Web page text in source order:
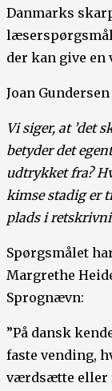
Danmarks
der kan give
Joan
Vi siger, at ’det
betyder det
udtrykket fra?
kimse stadig er
plads i
Spørgsmålet
Margrethe
Sprognævn:
”På dansk
faste vending,
værdsætte eller